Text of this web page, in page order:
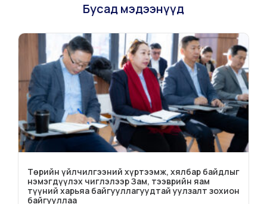
Бусад мэдээнүүд
Төрийн үйлчилгээний хүртээмж, хялбар байдлыг
нэмэгдүүлэх чиглэлээр Зам, тээврийн яам
түүний харьяа байгууллагуудтай уулзалт зохион
байгууллаа